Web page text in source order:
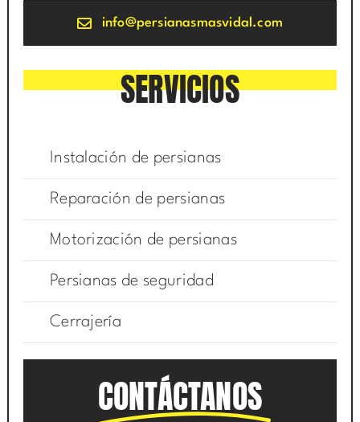
info@persianasmasvidal.com
SERVICIOS
Instalación de persianas
Reparación de persianas
Motorización de persianas
Persianas de seguridad
Cerrajería
CONTÁCTANOS